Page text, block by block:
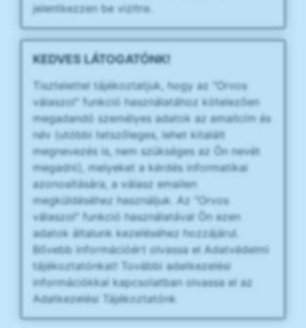
jelentkezzen be vizitre.
KEDVES LÁTOGATÓNK!
Tisztelettel tájékoztatjuk, hogy az "Orvos
válaszol" funkció használatához kötelezően
megadandó személyes adatok az emailcím és
név (utóbbi tetszőleges, lehet kitalált
megnevezés is, nem szükséges az Ön nevét
megadni), melyeket a kérdés informatikai
azonosítására, a válasz emailen
megküldéséhez használjuk. Az "Orvos
válaszol" funkció használatával Ön ezen
adatok általunk kezeléséhez hozzájárul.
Bővebb információért olvassa el Adatvédelmi
tájékoztatónkat! További adatkezelési
információkkal kapcsolatban olvassa el az
Adatkezelési Tájékoztatónk